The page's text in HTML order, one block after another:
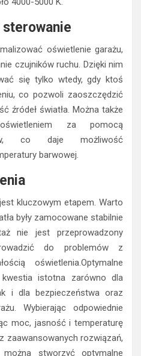
oświetlenie garażu,
czujników ruchu. Dzięki nim
się tylko wtedy, gdy ktoś
co pozwoli zaoszczędzić
źródeł światła. Można także
za pomocą
co daje możliwość
barwowej.
kluczowym etapem. Warto
były zamocowane stabilnie
nie jest przeprowadzony
do problemów z
oświetlenia.Optymalne
istotna zarówno dla
i dla bezpieczeństwa oraz
Wybierając odpowiednie
moc, jasność i temperaturę
zaawansowanych rozwiązań,
stworzyć optymalne